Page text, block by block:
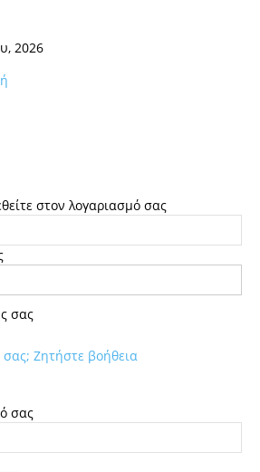
2026
στον λογαριασμό σας
σας
Ζητήστε βοήθεια
σας